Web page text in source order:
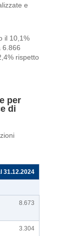
e
il 10,1%
6.866
rispetto
per
di
31.12.2024
8.673
3.304